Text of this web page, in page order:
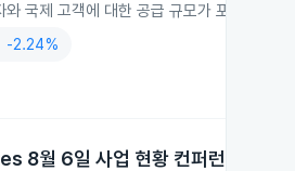
와 국제 고객에 대한 공급 규모가 포함되어 있
-2.24%
8월 6일 사업 현황 컨퍼런스 콜